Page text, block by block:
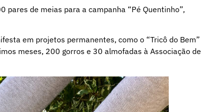
de meias para a campanha “Pé Quentinho”,
em projetos permanentes, como o “Tricô do Bem”
meses, 200 gorros e 30 almofadas à Associação de